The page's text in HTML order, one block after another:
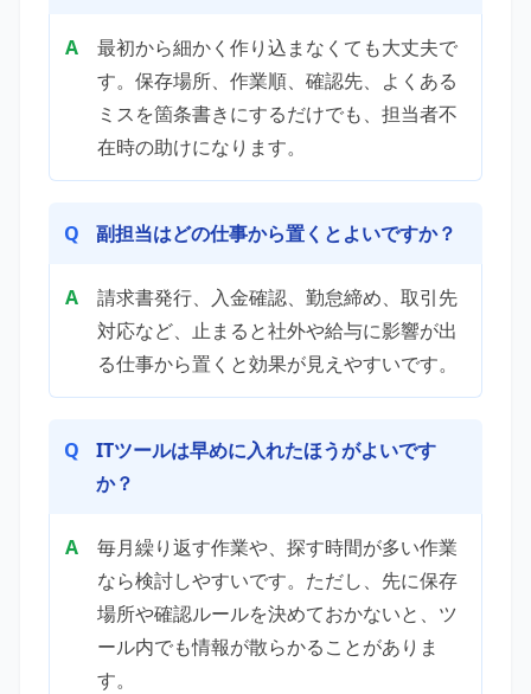
最初から細かく作り込まなくても大丈夫で
す。保存場所、作業順、確認先、よくある
ミスを箇条書きにするだけでも、担当者不
在時の助けになります。
副担当はどの仕事から置くとよいですか？
請求書発行、入金確認、勤怠締め、取引先
対応など、止まると社外や給与に影響が出
る仕事から置くと効果が見えやすいです。
ITツールは早めに入れたほうがよいです
か？
毎月繰り返す作業や、探す時間が多い作業
なら検討しやすいです。ただし、先に保存
場所や確認ルールを決めておかないと、ツ
ール内でも情報が散らかることがありま
す。